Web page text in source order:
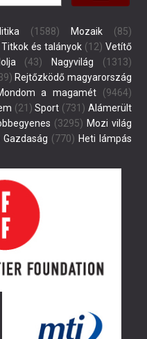
(1588) Mozaik(85)
Titkok és talányok(12) Vetítő
(43) Nagyvilág (1313)
Rejtőzködő magyarország
a magamét (9464)
(21) Sport (731) Alámerült
(3295) Mozi világ
Gazdaság (770) Heti lámpás